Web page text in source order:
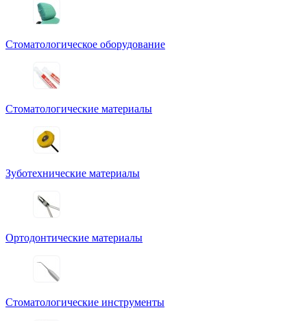
Стоматологическое оборудование
Стоматологические материалы
Зуботехнические материалы
Ортодонтические материалы
Стоматологические инструменты